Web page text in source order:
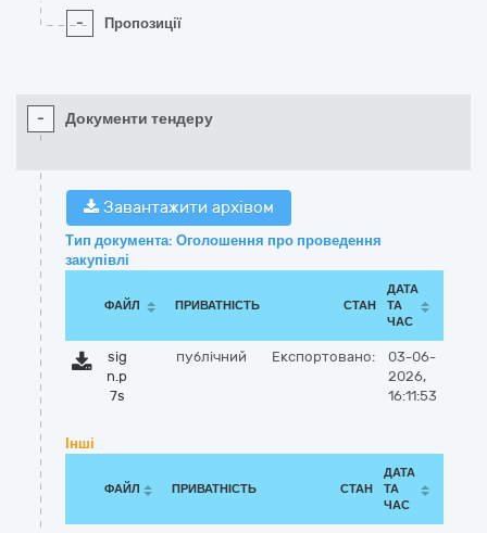
- Пропозиції
- Документи тендеру
Завантажити архівом
Тип документа: Оголошення про проведення
закупівлі
ФАЙЛ ПРИВАТНІСТЬ СТАН
ДАТА
ТА
ЧАС
sig
n.p
7s
публічний Експортовано:
03-06-
2026,
16:11:53
Інші
ФАЙЛ ПРИВАТНІСТЬ СТАН
ДАТА
ТА
ЧАС